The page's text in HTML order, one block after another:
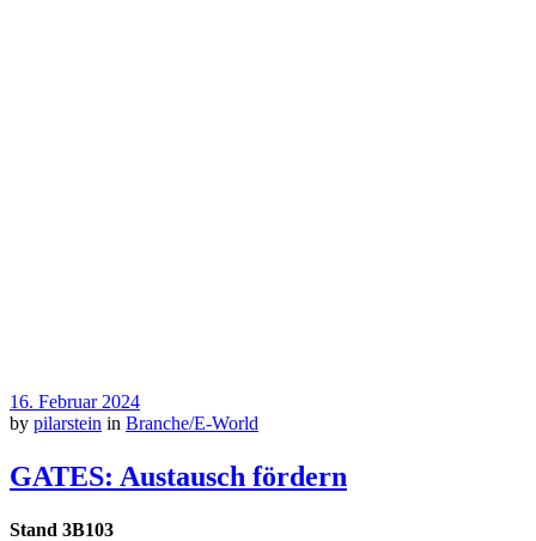
16. Februar 2024
by pilarstein in Branche/E-World
GATES: Austausch fördern
Stand 3B103